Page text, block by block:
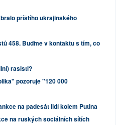
příštího ukrajinského
458. Buďme v kontaktu s tím, co
rasisti?
pozoruje "120 000
na padesát lidí kolem Putina
na ruských sociálních sítích